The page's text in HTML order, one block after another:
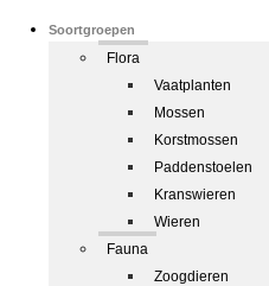
Soortgroepen
Flora
Vaatplanten
Mossen
Korstmossen
Paddenstoelen
Kranswieren
Wieren
Fauna
Zoogdieren